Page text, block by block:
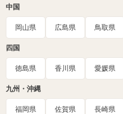
中国
岡山県 広島県 鳥取県
四国
徳島県 香川県 愛媛県
九州・沖縄
福岡県 佐賀県 長崎県